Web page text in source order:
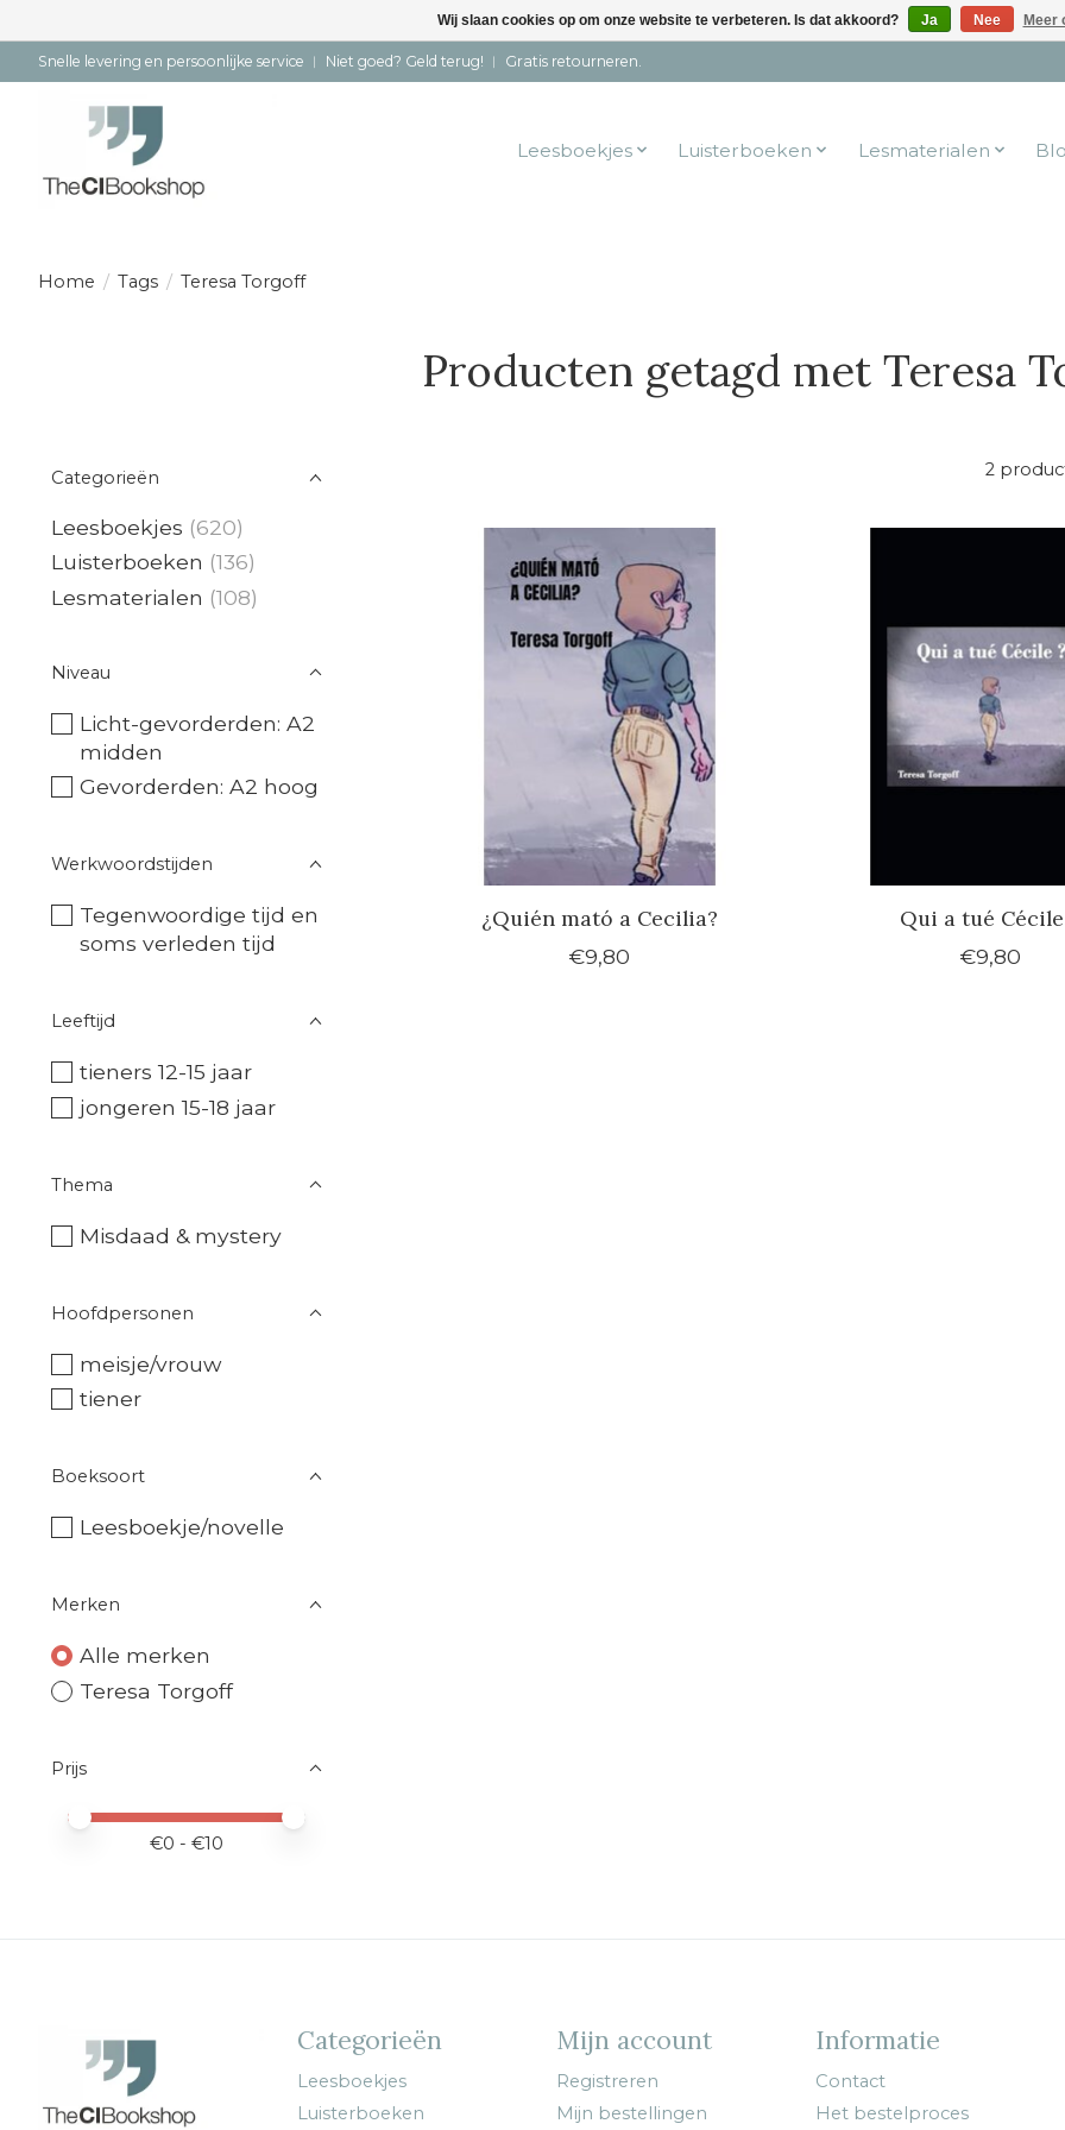
Snelle levering en persoonlijke service ︱ Niet goed? Geld terug! ︱ Gratis retourneren.
Leesboekjes Luisterboeken Lesmaterialen
Home / Tags / Teresa Torgoff
Producten getagd met Teresa
Categorieën
Leesboekjes (620)
Luisterboeken (136)
Lesmaterialen (108)
Niveau
Licht-gevorderden: A2
midden
Gevorderden: A2 hoog
Werkwoordstijden
Tegenwoordige tijd en
soms verleden tijd
Leeftijd
tieners 12-15 jaar
jongeren 15-18 jaar
Thema
Misdaad & mystery
Hoofdpersonen
meisje/vrouw
tiener
Boeksoort
Leesboekje/novelle
Merken
Alle merken
Teresa Torgoff
Prijs
Minimale prijswaarde
Price maximum value
€0 - €10
2
¿Quién mató a Cecilia?
€9,80
Qui a tué
€9,80
Categorieën
Leesboekjes
Luisterboeken
Mijn account
Registreren
Mijn bestellingen
Informatie
Contact
Het bestelproces
Wij slaan cookies op om onze website te verbeteren. Is dat akkoord? Ja Nee Meer